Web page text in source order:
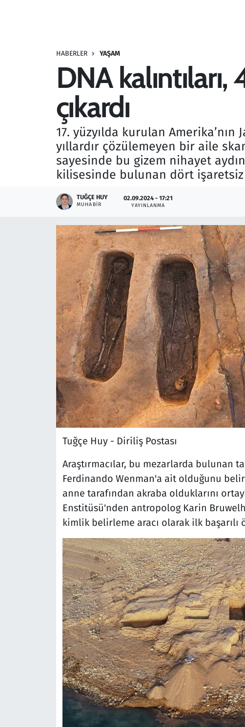
HABERLER YAŞAM
DNA
çıkardı
17. yüzyılda kurulan
yıllardır çözülemeyen bir aile
sayesinde bu gizem nihayet
kilisesinde bulunan dört
TUĞÇE HUY
MUHABIR
02.09.2024 - 17:21
YAYINLANMA
Tuğçe Huy - Diriliş Postası
Araştırmacılar, bu mezarlarda bulunan
Ferdinando Wenman'a ait olduğunu
anne tarafından akraba olduklarını
Enstitüsü'nden antropolog Karin
kimlik belirleme aracı olarak ilk
Savunma Sanayi
Seçim 2023
Teknoloji ve Bilim
Televizyon